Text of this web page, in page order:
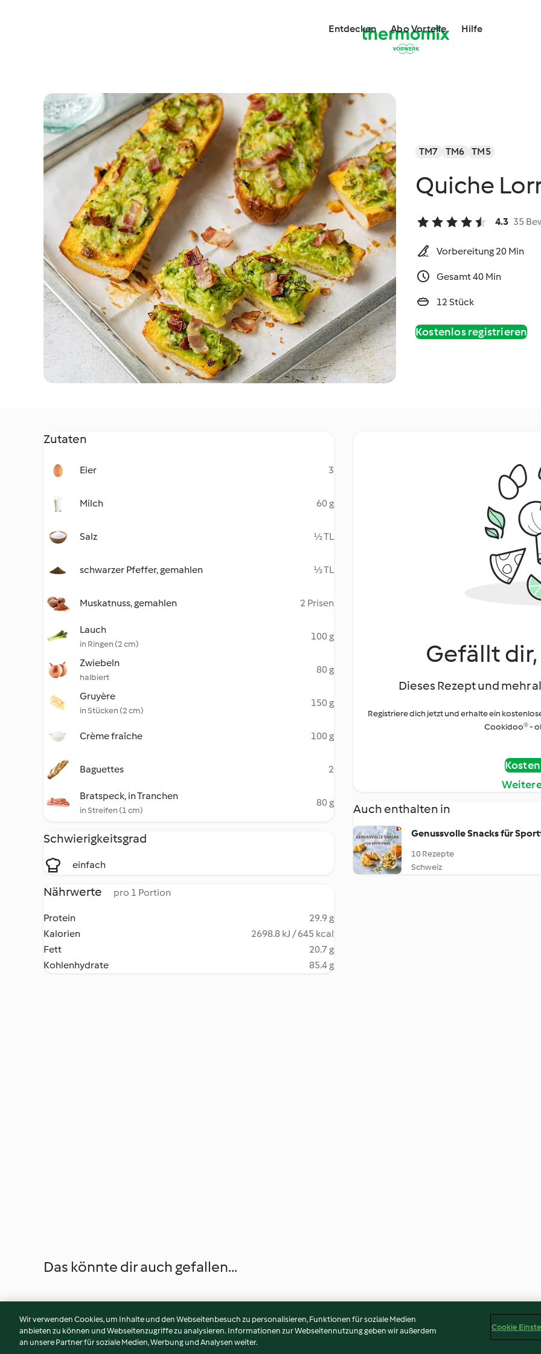
Entdecken Abo Vorteile Hilfe
TM7 TM6 TM5
Quiche
4.3 35
Vorbereitung 20 Min
Gesamt 40 Min
12 Stück
Kostenlos registrieren
Zutaten
Eier 3
Milch 60 g
Salz ½ TL
schwarzer Pfeffer, gemahlen ½ TL
Muskatnuss, gemahlen 2 Prisen
Lauch
in Ringen (2 cm)
100 g
Zwiebeln
halbiert
80 g
Gruyère
in Stücken (2 cm)
150 g
Crème fraîche 100 g
Baguettes 2
Bratspeck, in Tranchen
in Streifen (1 cm)
80 g
Schwierigkeitsgrad
einfach
Nährwerte pro 1 Portion
Protein
29.9 g
Kalorien
2698.8 kJ / 645 kcal
Fett
20.7 g
Kohlenhydrate
85.4 g
Gefällt
Dieses Rezept und mehr
Registriere dich jetzt und erhalte ein
Cookidoo® -
Auch enthalten in
Genussvolle Snacks für
10 Rezepte
Schweiz
Das könnte dir auch gefallen...
Wir verwenden Cookies, um Inhalte und den Webseitenbesuch zu personalisieren, Funktionen für soziale Medien
anbieten zu können und Webseitenzugriffe zu analysieren. Informationen zur Webseitennutzung geben wir außerdem
an unsere Partner für soziale Medien, Werbung und Analysen weiter.
Cookie